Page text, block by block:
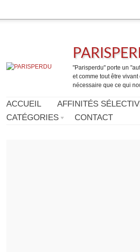
"Parisperdu" porte un
et comme tout être
nécessaire que ce qui
ACCUEIL AFFINITÉS
CATÉGORIES
CONTACT